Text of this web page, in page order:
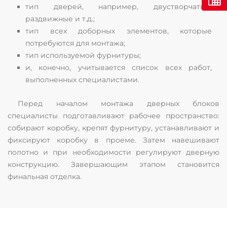
тип дверей, например, двустворчатые,
раздвижные и т.д.;
тип всех доборных элементов, которые
потребуются для монтажа;
тип используемой фурнитуры;
и, конечно, учитывается список всех работ,
выполненных специалистами.
Перед началом монтажа дверных блоков
специалисты подготавливают рабочее пространство:
собирают коробку, крепят фурнитуру, устанавливают и
фиксируют коробку в проеме. Затем навешивают
полотно и при необходимости регулируют дверную
конструкцию. Завершающим этапом становится
финальная отделка.